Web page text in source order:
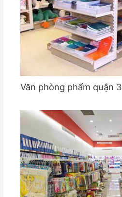
Văn phòng phẩm quận 3